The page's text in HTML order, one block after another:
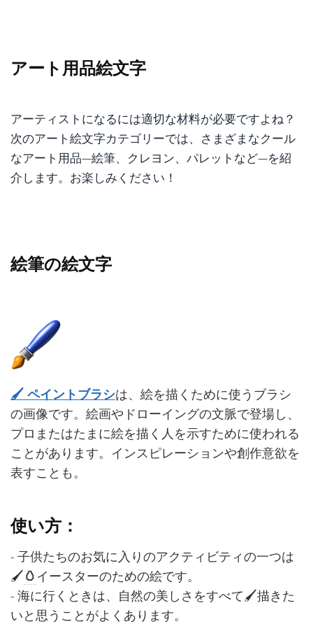
アート用品絵文字
アーティストになるには適切な材料が必要ですよね？
次のアート絵文字カテゴリーでは、さまざまなクール
なアート用品—絵筆、クレヨン、パレットなど—を紹
介します。お楽しみください！
絵筆の絵文字
🖌️ ペイントブラシは、絵を描くために使うブラシ
の画像です。絵画やドローイングの文脈で登場し、
プロまたはたまに絵を描く人を示すために使われる
ことがあります。インスピレーションや創作意欲を
表すことも。
使い方：
- 子供たちのお気に入りのアクティビティの一つは
🖌️ 🥚 イースターのための絵です。
- 海に行くときは、自然の美しさをすべて🖌️描きた
いと思うことがよくあります。